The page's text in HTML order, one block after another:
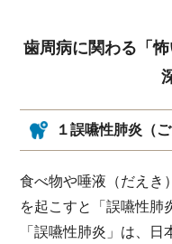
歯周病に関わる「
１誤嚥性肺炎（
食べ物や唾液（だえき
を起こすと「誤嚥性肺
「誤嚥性肺炎」は、